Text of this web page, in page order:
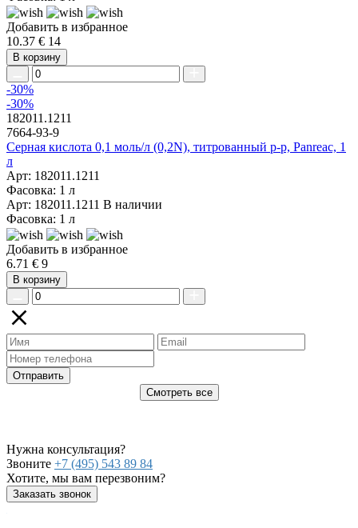
Добавить в избранное
10.37 € 14
В корзину
-30%
-30%
182011.1211
7664-93-9
Серная кислота 0,1 моль/л (0,2N), титрованный р-р, Panreac, 1
л
Арт: 182011.1211
Фасовка: 1 л
Арт: 182011.1211 В наличии
Фасовка: 1 л
Добавить в избранное
6.71 € 9
В корзину
Отправить
Смотреть все
Нужна консультация?
Звоните +7 (495) 543 89 84
Хотите, мы вам перезвоним?
Заказать звонок